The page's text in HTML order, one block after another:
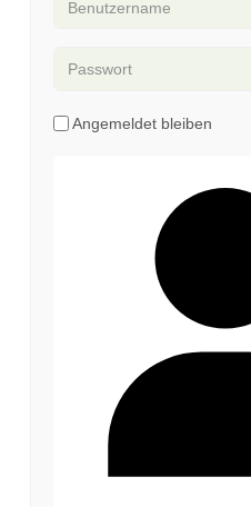
Angemeldet bleiben